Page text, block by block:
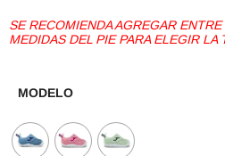
SE RECOMIENDA AGREGAR
MEDIDAS DEL PIE PARA ELEGIR LA
MODELO